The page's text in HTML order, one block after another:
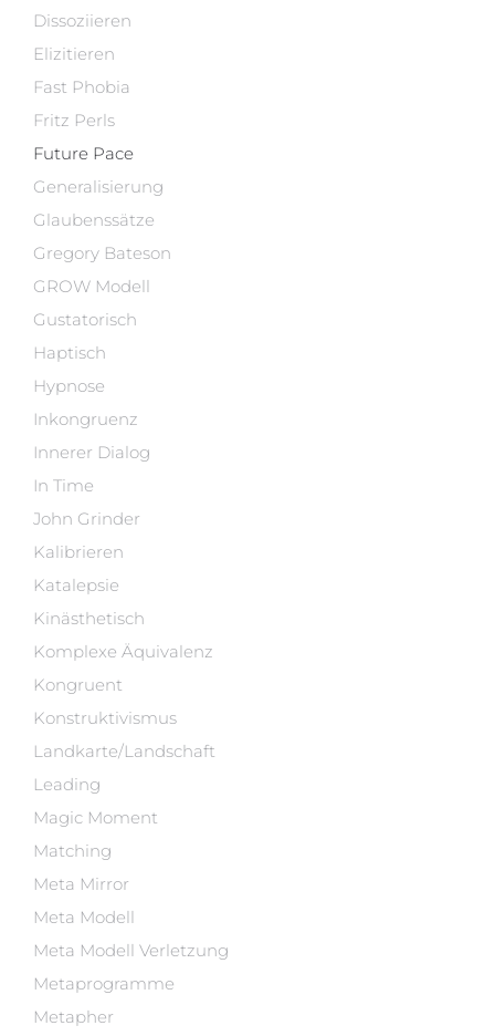
Dissoziieren
Elizitieren
Fast Phobia
Fritz Perls
Future Pace
Generalisierung
Glaubenssätze
Gregory Bateson
GROW Modell
Gustatorisch
Haptisch
Hypnose
Inkongruenz
Innerer Dialog
In Time
John Grinder
Kalibrieren
Katalepsie
Kinästhetisch
Komplexe Äquivalenz
Kongruent
Konstruktivismus
Landkarte/Landschaft
Leading
Magic Moment
Matching
Meta Mirror
Meta Modell
Meta Modell Verletzung
Metaprogramme
Metapher